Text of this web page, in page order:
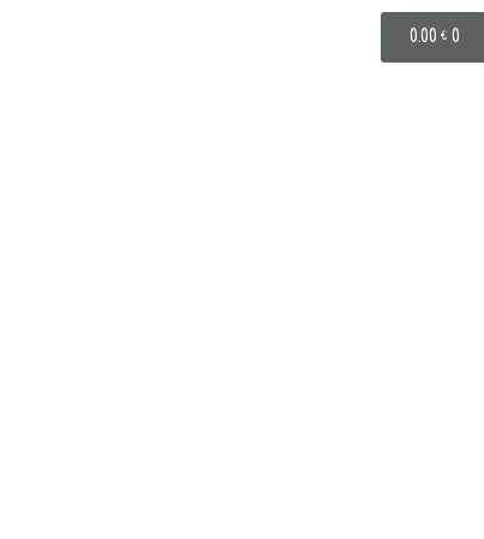
0.00 € 0